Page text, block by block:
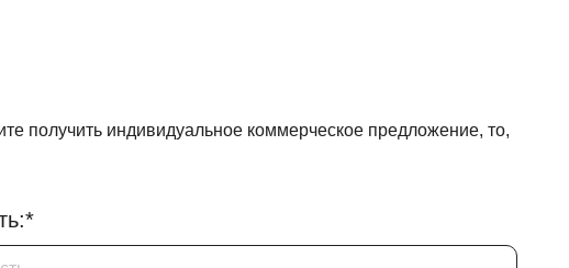
получить индивидуальное коммерческое предложение, то,